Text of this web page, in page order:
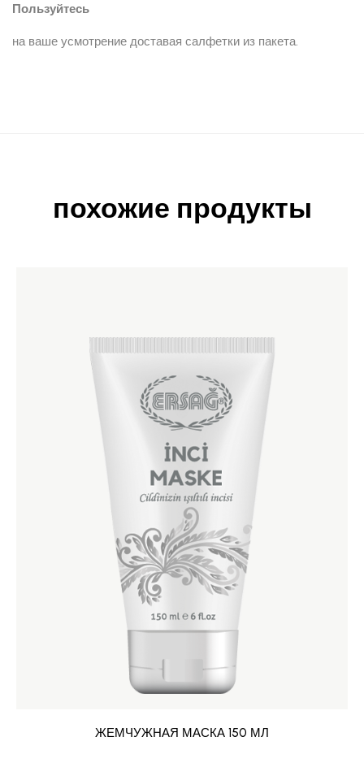
Пользуйтесь
на ваше усмотрение доставая салфетки из пакета.
похожие продукты
ЖЕМЧУЖНАЯ МАСКА 150 МЛ